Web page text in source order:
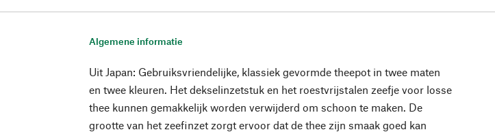
Algemene informatie
Uit Japan: Gebruiksvriendelijke, klassiek gevormde theepot in twee maten
en twee kleuren. Het dekselinzetstuk en het roestvrijstalen zeefje voor losse
thee kunnen gemakkelijk worden verwijderd om schoon te maken. De
grootte van het zeefinzet zorgt ervoor dat de thee zijn smaak goed kan